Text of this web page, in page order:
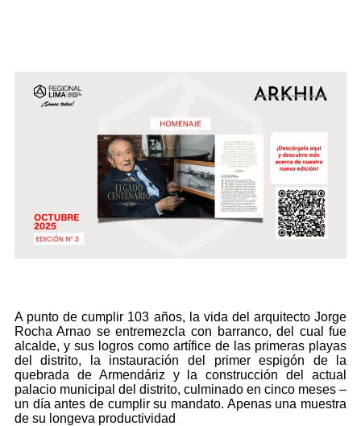
A punto de cumplir 103 años, la vida del arquitecto Jorge
Rocha Arnao se entremezcla con barranco, del cual fue
alcalde, y sus logros como artífice de las primeras playas
del distrito, la instauración del primer espigón de la
quebrada de Armendáriz y la construcción del actual
palacio municipal del distrito, culminado en cinco meses –
un día antes de cumplir su mandato. Apenas una muestra
de su longeva productividad